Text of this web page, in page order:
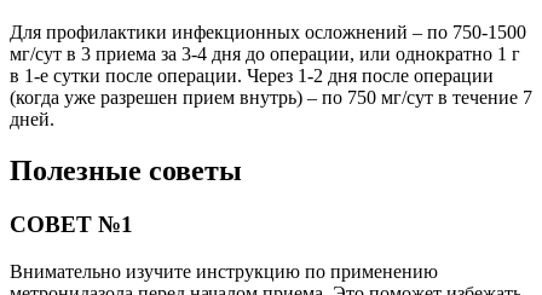
Для профилактики инфекционных осложнений – по 750-1500
мг/сут в 3 приема за 3-4 дня до операции, или однократно 1 г
в 1-е сутки после операции. Через 1-2 дня после операции
(когда уже разрешен прием внутрь) – по 750 мг/сут в течение 7
дней.
Полезные советы
СОВЕТ №1
Внимательно изучите инструкцию по применению